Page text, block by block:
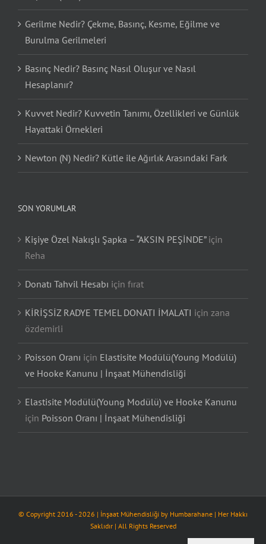
Gerilme Nedir? Çekme, Basınç, Kesme, Eğilme ve
Burulma Gerilmeleri
Basınç Nedir? Basınç Nasıl Oluşur ve Nasıl
Hesaplanır?
Kuvvet Nedir? Kuvvetin Tanımı, Özellikleri ve Günlük
Hayattaki Örnekleri
Newton (N) Nedir? Kütle ile Ağırlık Arasındaki Fark
SON YORUMLAR
Kişiye Özel Nakışlı Şapka – “AKSIN PEŞİNDE”için
Reha
Donatı Tahvil Hesabı için fırat
KİRİŞSİZ RADYE TEMEL DONATI İMALATI için zana
özdemirli
Poisson Oranı için Elastisite Modülü(Young Modülü)
ve Hooke Kanunu | İnşaat Mühendisliği
Elastisite Modülü(Young Modülü) ve Hooke Kanunu
için Poisson Oranı | İnşaat Mühendisliği
© Copyright 2016 -2026 | İnşaat Mühendisliği by Humbarahane | Her Hakkı
Saklıdır | All Rights Reserved